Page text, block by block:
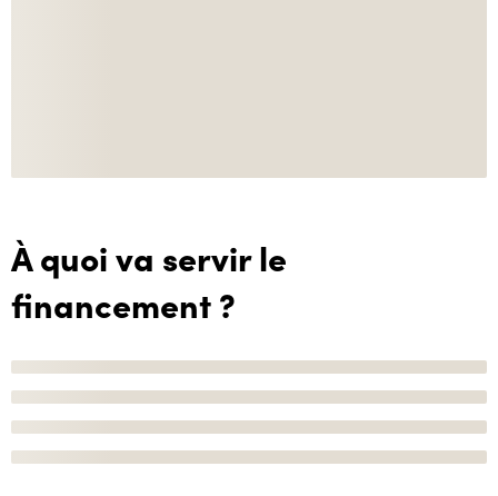
À quoi va servir le
financement ?